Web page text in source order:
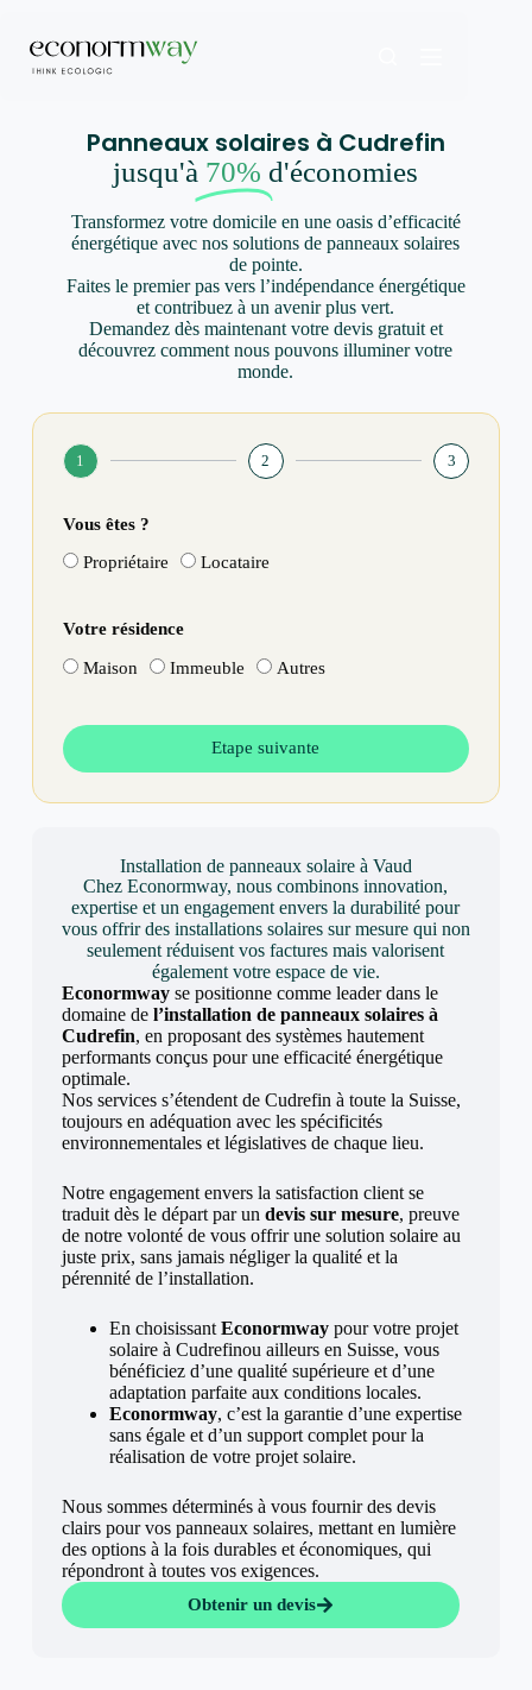
Panneaux solaires à Cudrefin
jusqu'à 70% d'économies
Transformez votre domicile en une oasis d’efficacité
énergétique avec nos solutions de panneaux solaires
de pointe.
Faites le premier pas vers l’indépendance énergétique
et contribuez à un avenir plus vert.
Demandez dès maintenant votre devis gratuit et
découvrez comment nous pouvons illuminer votre
monde.
1 2 3
Vous êtes ?
Propriétaire Locataire
Votre résidence
Maison Immeuble Autres
Etape suivante
Installation de panneaux solaire à Vaud
Chez Econormway, nous combinons innovation,
expertise et un engagement envers la durabilité pour
vous offrir des installations solaires sur mesure qui non
seulement réduisent vos factures mais valorisent
également votre espace de vie.
Econormwayse positionne comme leader dans le
domaine de l’installation de panneaux solaires à
Cudrefin, en proposant des systèmes hautement
performants conçus pour une efficacité énergétique
optimale.
Nos services s’étendent de Cudrefin à toute la Suisse,
toujours en adéquation avec les spécificités
environnementales et législatives de chaque lieu.
Notre engagement envers la satisfaction client se
traduit dès le départ par un devis sur mesure, preuve
de notre volonté de vous offrir une solution solaire au
juste prix, sans jamais négliger la qualité et la
pérennité de l’installation.
En choisissant Econormwaypour votre projet
solaire à Cudrefinou ailleurs en Suisse, vous
bénéficiez d’une qualité supérieure et d’une
adaptation parfaite aux conditions locales.
Econormway, c’est la garantie d’une expertise
sans égale et d’un support complet pour la
réalisation de votre projet solaire.
Nous sommes déterminés à vous fournir des devis
clairs pour vos panneaux solaires, mettant en lumière
des options à la fois durables et économiques, qui
répondront à toutes vos exigences.
Obtenir un devis